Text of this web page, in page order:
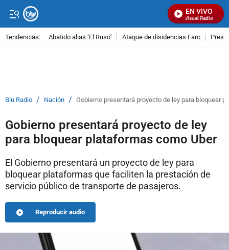
EN VIVO
Señal Visual Radio
Tendencias: Abatido alias ‘El Ruso’ Ataque de disidencias Farc
Blu Radio / Nación / Gobierno presentará proyecto de ley para bloquear
Gobierno presentará proyecto de ley
para bloquear plataformas como Uber
El Gobierno presentará un proyecto de ley para
bloquear plataformas que faciliten la prestación de
servicio público de transporte de pasajeros.
Reproducir audio